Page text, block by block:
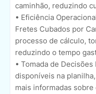
caminhão, reduzindo
• Eficiência
Fretes Cubados por
processo de cálculo,
reduzindo o tempo
• Tomada de
disponíveis na
mais informadas